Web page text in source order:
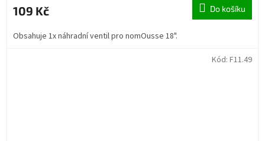
109 Kč Do košíku
Obsahuje 1x náhradní ventil pro nomOusse 18".
Kód: F11.49